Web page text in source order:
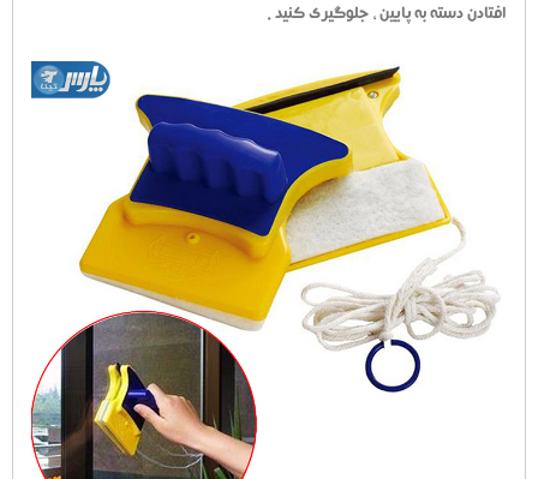
افتادن دسته به پایین ، جلوگیری کنید .